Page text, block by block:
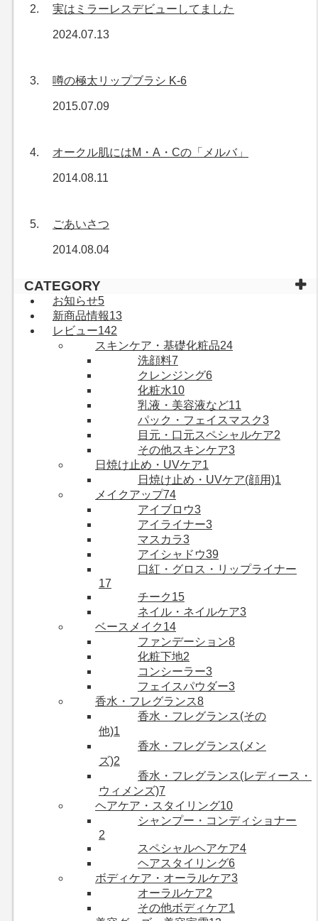
実はミラーレスデビューしてました
2024.07.13
噂の極太リップブラシ K-6
2015.07.09
オークル肌にはM・A・Cの「メルバ」
2014.08.11
ごあいさつ
2014.08.04
CATEGORY
お知らせ5
新商品情報13
レビュー142
スキンケア・基礎化粧品24
洗顔料7
クレンジング6
化粧水10
乳液・美容液など11
パック・フェイスマスク3
目元・口元スペシャルケア2
その他スキンケア3
日焼け止め・UVケア1
日焼け止め・UVケア(顔用)1
メイクアップ74
アイブロウ3
アイライナー3
マスカラ3
アイシャドウ39
口紅・グロス・リップライナー
17
チーク 15
ネイル・ネイルケア3
ベースメイク 14
ファンデーション8
化粧下地2
コンシーラー3
フェイスパウダー3
香水・フレグランス8
香水・フレグランス(その
他)1
香水・フレグランス(メン
ズ)2
香水・フレグランス(レディース・
ウィメンズ)7
ヘアケア・スタイリング10
シャンプー・コンディショナー
2
スペシャルヘアケア4
ヘアスタイリング6
ボディケア・オーラルケア3
オーラルケア2
その他ボディケア1